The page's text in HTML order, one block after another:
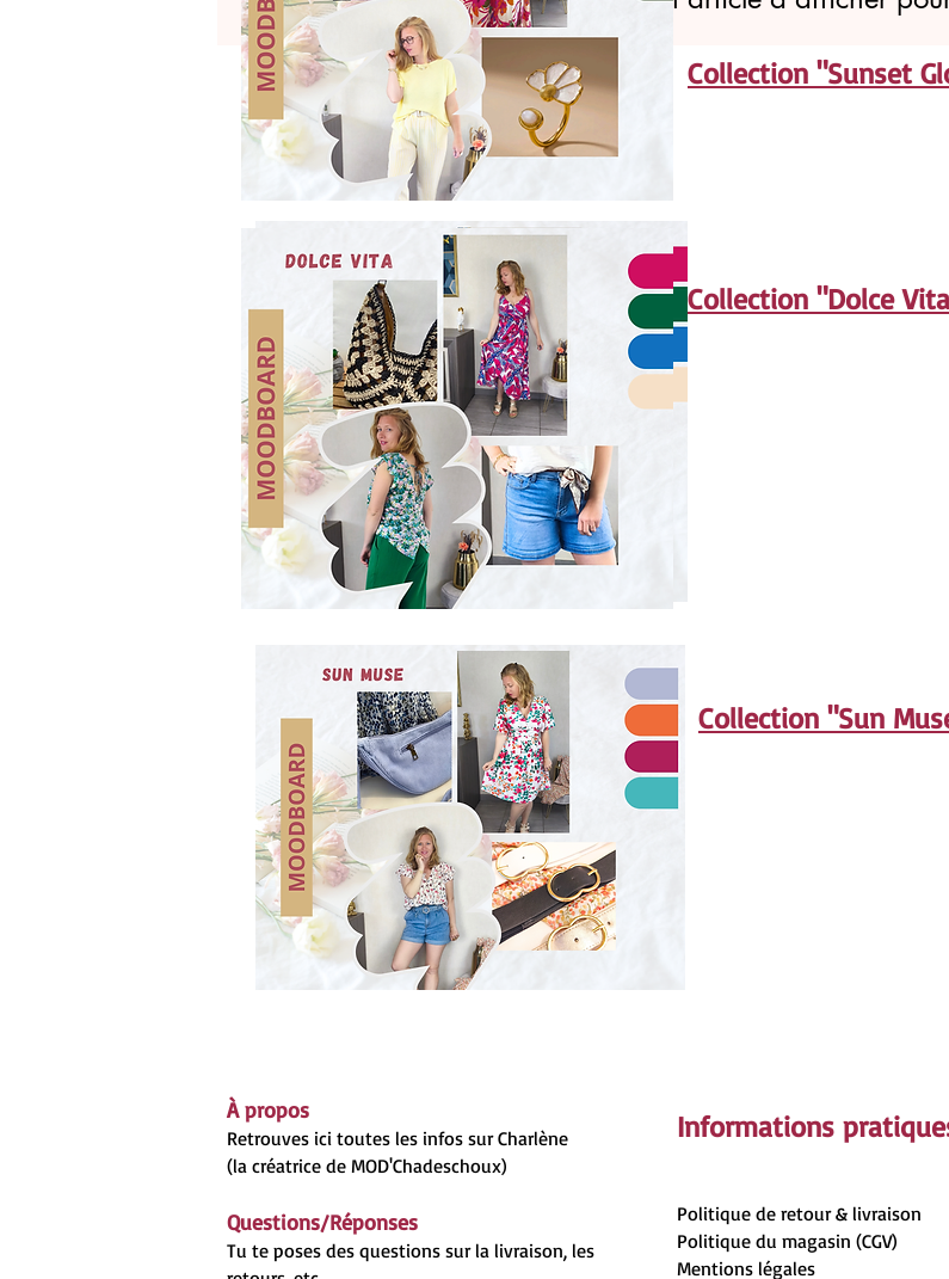
Collection "Sunset
Collection "Dolce
Collection "Sun
À propos
Retrouves ici toutes les infos sur Charlène
(la créatrice de MOD'Chadeschoux)
Questions/Réponses
Tu te poses des questions sur la livraison, les
Informations
Politique de retour & livraison
Politique du magasin (CGV)
Mentions légales